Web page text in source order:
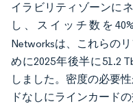
イラビリティゾーンに
し、スイッチ数を
Networksは、これらの
めに2025年後半に51.2
しました。密度の必要
ドなしにラインカード